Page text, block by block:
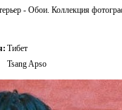
- Обои. Коллекция
Тибет
Tsang Apso